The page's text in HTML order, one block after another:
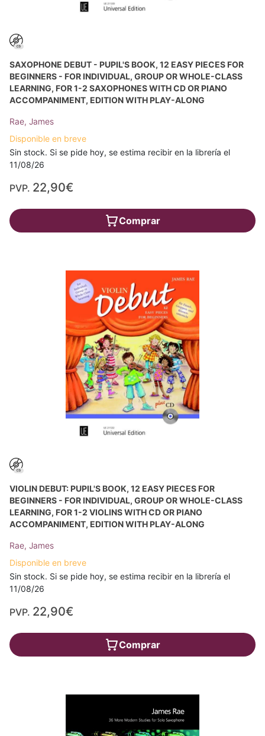
SAXOPHONE DEBUT - PUPIL'S BOOK, 12 EASY PIECES FOR
BEGINNERS - FOR INDIVIDUAL, GROUP OR WHOLE-CLASS
LEARNING, FOR 1-2 SAXOPHONES WITH CD OR PIANO
ACCOMPANIMENT, EDITION WITH PLAY-ALONG
Rae, James
Disponible en breve
Sin stock. Si se pide hoy, se estima recibir en la librería el
11/08/26
PVP. 22,90€
Comprar
VIOLIN DEBUT: PUPIL'S BOOK, 12 EASY PIECES FOR
BEGINNERS - FOR INDIVIDUAL, GROUP OR WHOLE-CLASS
LEARNING, FOR 1-2 VIOLINS WITH CD OR PIANO
ACCOMPANIMENT, EDITION WITH PLAY-ALONG
Rae, James
Disponible en breve
Sin stock. Si se pide hoy, se estima recibir en la librería el
11/08/26
PVP. 22,90€
Comprar